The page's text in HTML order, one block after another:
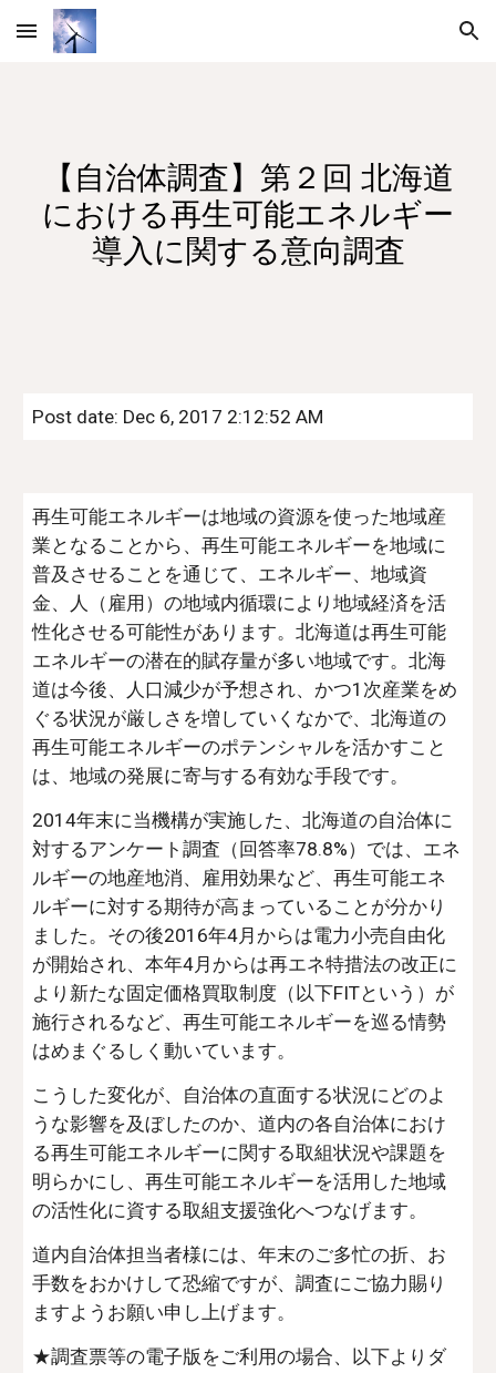
Skip to main content Skip to navigation
【自治体調査】第２回 北海道
における再生可能エネルギー
導入に関する意向調査
Post date: Dec 6, 2017 2:12:52 AM
再生可能エネルギーは地域の資源を使った地域産
業となることから、再生可能エネルギーを地域に
普及させることを通じて、エネルギー、地域資
金、人（雇用）の地域内循環により地域経済を活
性化させる可能性があります。北海道は再生可能
エネルギーの潜在的賦存量が多い地域です。北海
道は今後、人口減少が予想され、かつ1次産業をめ
ぐる状況が厳しさを増していくなかで、北海道の
再生可能エネルギーのポテンシャルを活かすこと
は、地域の発展に寄与する有効な手段です。
2014年末に当機構が実施した、北海道の自治体に
対するアンケート調査（回答率78.8%）では、エネ
ルギーの地産地消、雇用効果など、再生可能エネ
ルギーに対する期待が高まっていることが分かり
ました。その後2016年4月からは電力小売自由化
が開始され、本年4月からは再エネ特措法の改正に
より新たな固定価格買取制度（以下FITという）が
施行されるなど、再生可能エネルギーを巡る情勢
はめまぐるしく動いています。
こうした変化が、自治体の直面する状況にどのよ
うな影響を及ぼしたのか、道内の各自治体におけ
る再生可能エネルギーに関する取組状況や課題を
明らかにし、再生可能エネルギーを活用した地域
の活性化に資する取組支援強化へつなげます。
道内自治体担当者様には、年末のご多忙の折、お
手数をおかけして恐縮ですが、調査にご協力賜り
ますようお願い申し上げます。
★調査票等の電子版をご利用の場合、以下よりダ